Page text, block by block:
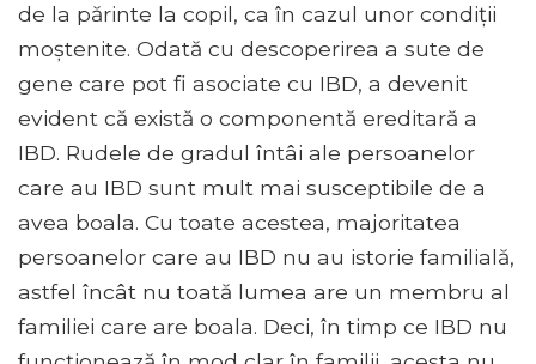
de la părinte la copil, ca în cazul unor condiții
moștenite. Odată cu descoperirea a sute de
gene care pot fi asociate cu IBD, a devenit
evident că există o componentă ereditară a
IBD. Rudele de gradul întâi ale persoanelor
care au IBD sunt mult mai susceptibile de a
avea boala. Cu toate acestea, majoritatea
persoanelor care au IBD nu au istorie familială,
astfel încât nu toată lumea are un membru al
familiei care are boala. Deci, în timp ce IBD nu